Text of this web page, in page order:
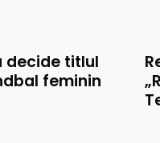
decide titlul
feminin